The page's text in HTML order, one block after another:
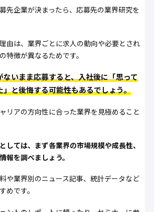
先企業が決まったら、応募先の業界研究を
由は、業界ごとに求人の動向や必要とされ
特徴が異なるためです。
ないまま応募すると、入社後に「思って
」と後悔する可能性もあるでしょう。
リアの方向性に合った業界を見極めること
しては、まず各業界の市場規模や成長性、
報を調べましょう。
や業界別のニュース記事、統計データなど
めです。